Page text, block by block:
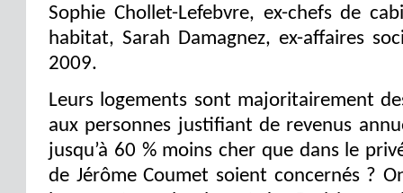
Sophie Chollet-Lefebvre, ex-chefs de
habitat, Sarah Damagnez, ex-affaires
2009.
Leurs logements sont majoritairement
aux personnes justifiant de revenus
jusqu’à 60 % moins cher que dans le
de Jérôme Coumet soient concernés ?